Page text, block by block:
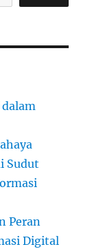
Sudut
Peran
Digital